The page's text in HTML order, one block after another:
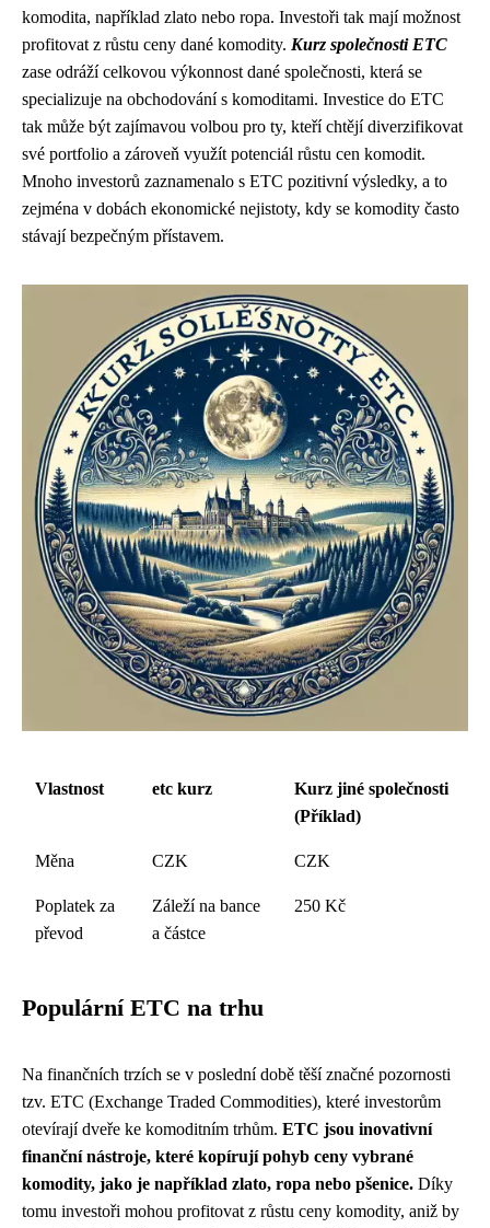
komodita, například zlato nebo ropa. Investoři tak mají možnost
profitovat z růstu ceny dané komodity. Kurz společnosti ETC
zase odráží celkovou výkonnost dané společnosti, která se
specializuje na obchodování s komoditami. Investice do ETC
tak může být zajímavou volbou pro ty, kteří chtějí diverzifikovat
své portfolio a zároveň využít potenciál růstu cen komodit.
Mnoho investorů zaznamenalo s ETC pozitivní výsledky, a to
zejména v dobách ekonomické nejistoty, kdy se komodity často
stávají bezpečným přístavem.
Vlastnost etc kurz
Kurz jiné společnosti
(Příklad)
Měna CZK CZK
Poplatek za
převod
Záleží na bance
a částce
250 Kč
Populární ETC na trhu
Na finančních trzích se v poslední době těší značné pozornosti
tzv. ETC (Exchange Traded Commodities), které investorům
otevírají dveře ke komoditním trhům. ETC jsou inovativní
finanční nástroje, které kopírují pohyb ceny vybrané
komodity, jako je například zlato, ropa nebo pšenice. Díky
tomu investoři mohou profitovat z růstu ceny komodity, aniž by